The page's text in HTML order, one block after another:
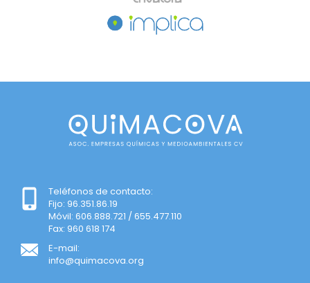
Teléfonos de contacto:
Fijo: 96.351.86.19
Móvil: 606.888.721 / 655.477.110
Fax: 960 618 174
E-mail:
info@quimacova.org